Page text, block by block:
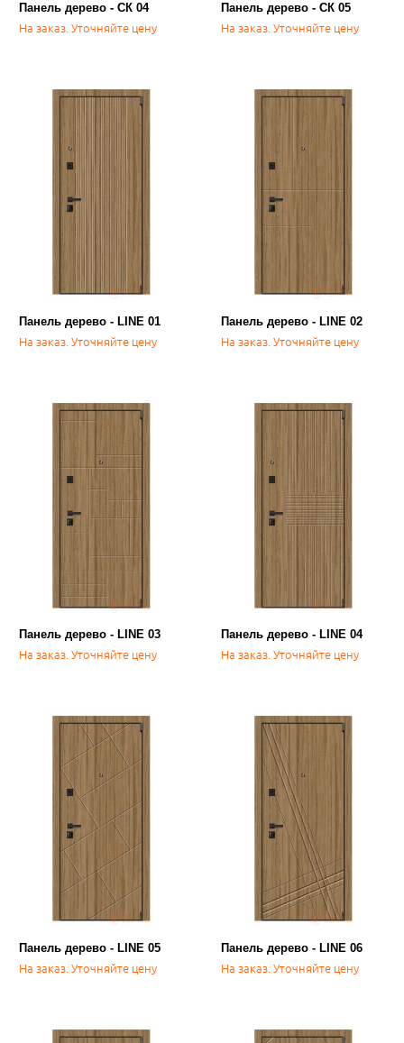
Панель дерево - СК 04
На заказ. Уточняйте цену
Панель дерево - СК 05
На заказ. Уточняйте цену
Панель дерево - LINE 01
На заказ. Уточняйте цену
Панель дерево - LINE 02
На заказ. Уточняйте цену
Панель дерево - LINE 03
На заказ. Уточняйте цену
Панель дерево - LINE 04
На заказ. Уточняйте цену
Панель дерево - LINE 05
На заказ. Уточняйте цену
Панель дерево - LINE 06
На заказ. Уточняйте цену